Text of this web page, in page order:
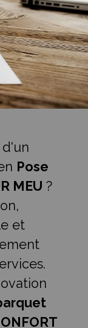
Pose
MEU ?
et